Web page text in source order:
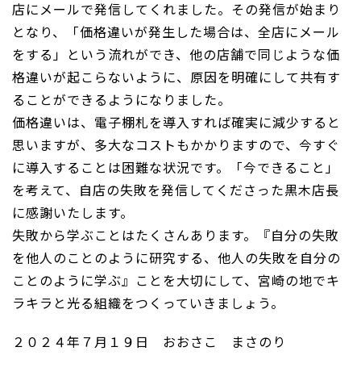
店にメールで発信してくれました。その発信が始まり
となり、「価格違いが発生した場合は、全店にメール
をする」という流れができ、他の店舗で同じような価
格違いが起こらないように、原因を明確にして共有す
ることができるようになりました。
価格違いは、電子棚札を導入すれば確実に減少すると
思いますが、多大なコストもかかりますので、今すぐ
に導入することは困難な状況です。「今できること」
を考えて、自店の失敗を発信してくださった黒木店長
に感謝いたします。
失敗から学ぶことはたくさんあります。『自分の失敗
を他人のことのように研究する、他人の失敗を自分の
ことのように学ぶ』ことを大切にして、宮崎の地でキ
ラキラと光る組織をつくっていきましょう。
２０２４年７月１９日 おおさこ まさのり